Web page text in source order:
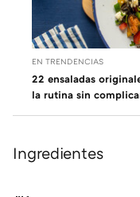
EN TRENDENCIAS
22 ensaladas
la rutina sin
Ingredientes